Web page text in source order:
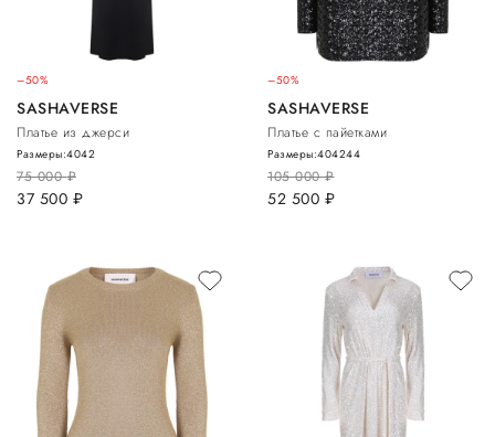
–50%
SASHAVERSE
Платье из джерси
75 000руб.
37 500 руб.
Размеры:4042
–50%
SASHAVERSE
Платье с пайетками
105 000руб.
52 500 руб.
Размеры:404244